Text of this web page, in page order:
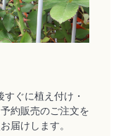
ぐに植え付け・
約販売のご注文を
届けします。